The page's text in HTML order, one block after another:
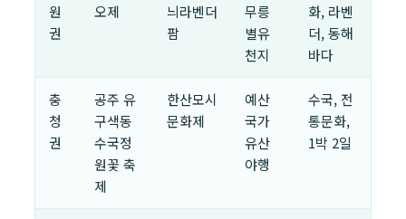
원
권
오제
늬라벤더
팜
무릉
별유
천지
화, 라벤
더, 동해
바다
충
청
권
공주 유
구색동
수국정
원꽃 축
제
한산모시
문화제
예산
국가
유산
야행
수국, 전
통문화,
1박 2일